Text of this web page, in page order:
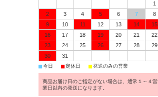
1
2
3 4 5 6 7
8
9
10 11 12 13 14
15
16
17 18 19 20 21
22
23
24 25 26 27 28
29
30
31
■今日 ■定休日 ■発送のみの営業
商品お届け日のご指定がない場合は、通常１～４営
業日以内の発送になります。